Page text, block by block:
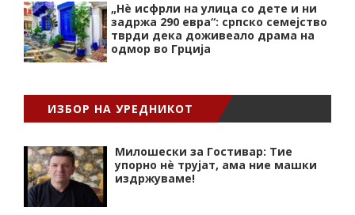
„Нѐ исфрли на улица со дете и ни
задржа 290 евра“: српско семејство
тврди дека доживеало драма на
одмор во Грција
ИЗБОР НА УРЕДНИКОТ
Милошески за Гостивар: Тие
упорно нѐ трујат, ама ние машки
издржуваме!